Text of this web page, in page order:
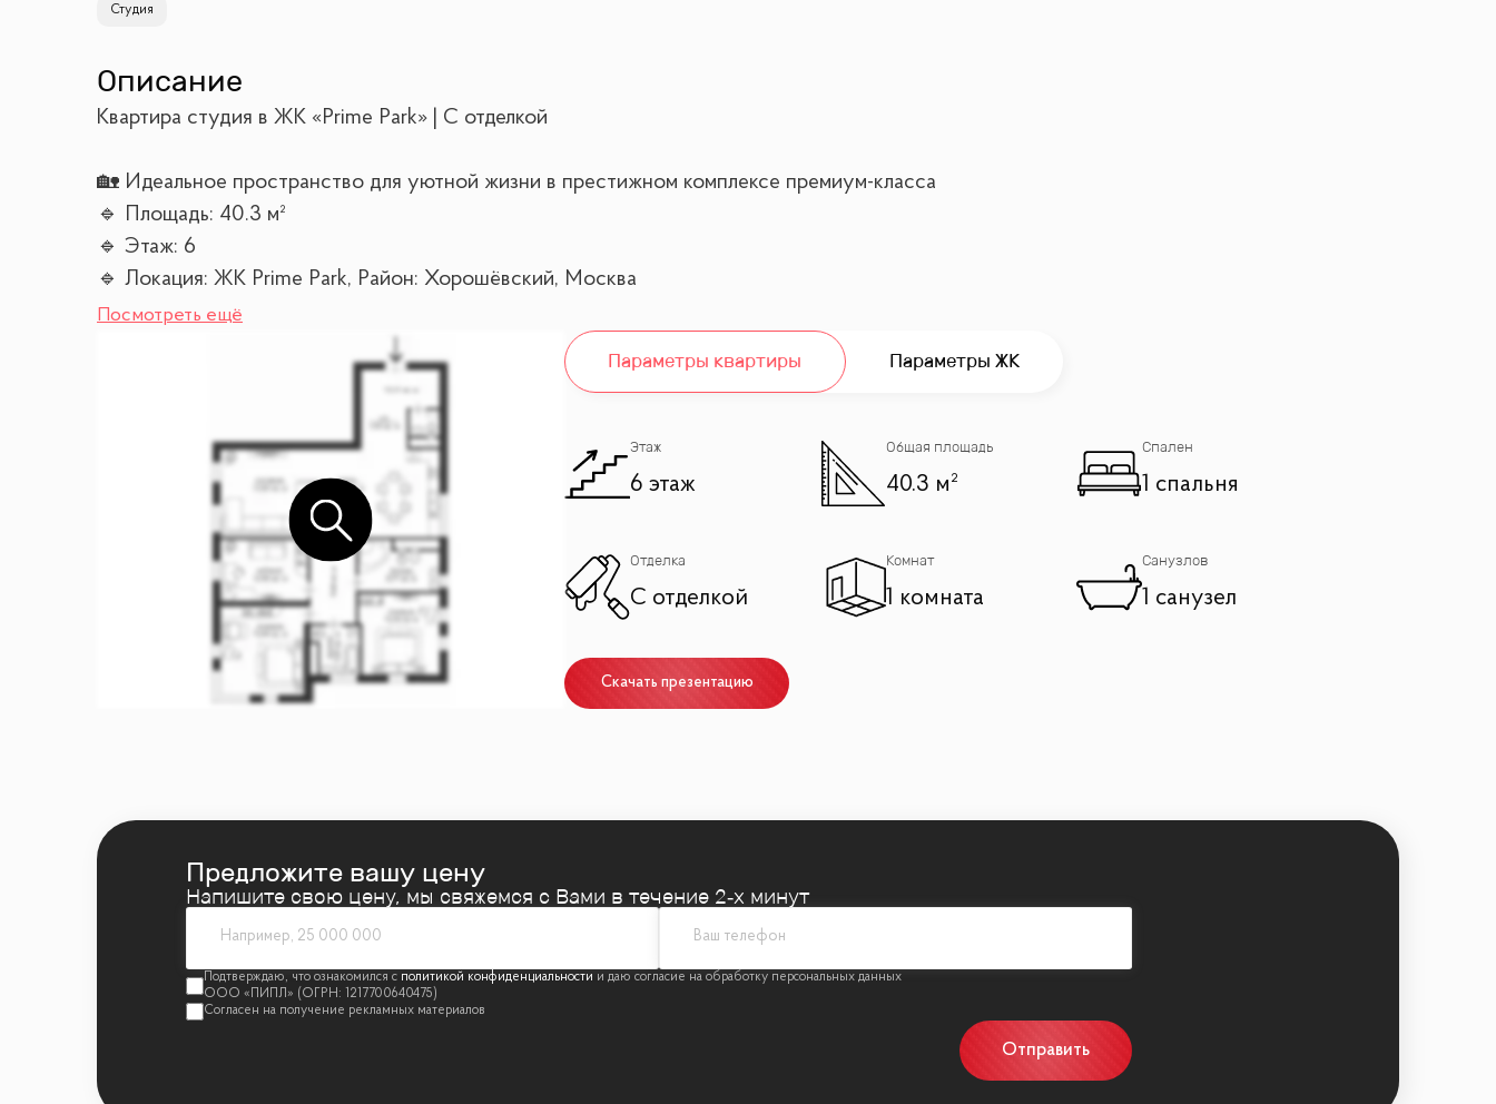
Студия
Описание
Квартира студия в ЖК «Prime Park» | С отделкой
🏡 Идеальное пространство для уютной жизни в престижном комплексе премиум-класса
🔹 Площадь: 40.3 м²
🔹 Этаж: 6
🔹 Локация: ЖК Prime Park, Район: Хорошёвский, Москва
Квартира в одном из самых востребованных жилых комплексов Москвы – «Prime Park». Квартира станет идеальным выбором для ценящих
комфорт, пространство и благоприятное расположение с удобной связью транспортных артерий.
ФУНКЦИОНАЛЬНАЯ ПЛАНИРОВКА:
Первый уровень:
✔️ Кухня-гостиная
✔️ Гардеробная
✔️ Ванная комната
УСЛОВИЯ СДЕЛКИ:
О ЖК «Prime Park»:
Prime Park - это квартал премиум-класса, в состав которого входят девять корпусов: приватная территория с фонтанами, детскими
игровыми площадками и ландшафтным парком. Просторная входная группа с зоной ожидания и круглосуточный КОНСЬЕРЖ-СЕРВИС.
Собственная инфраструктура квартала включает в себя: два детских сада, школу, фитнес-клуб с бассейном, супермаркет. В пешей
Посмотреть ещё
Параметры квартиры Параметры ЖК
Этаж
6 этаж
Общая площадь
40.3 м²
Спален
1 спальня
Отделка
С отделкой
Комнат
1 комната
Санузлов
1 санузел
Скачать презентацию
Предложите вашу цену
Напишите свою цену, мы свяжемся с Вами в течение 2‑х минут
политикой конфиденциальности
Отправить